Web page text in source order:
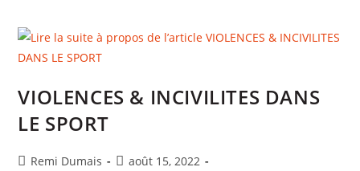
VIOLENCES & INCIVILITES DANS
LE SPORT
Auteur/autrice
Remi Dumais
Publication
août 15, 2022